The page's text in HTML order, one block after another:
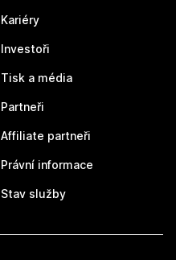
Kariéry
Investoři
Tisk a média
Partneři
Affiliate partneři
Právní informace
Stav služby